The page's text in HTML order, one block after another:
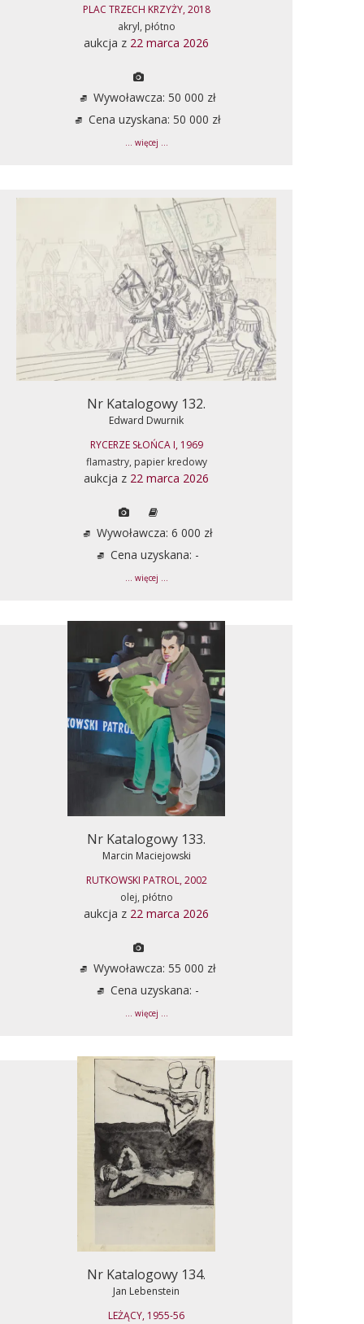
PLAC TRZECH KRZYŻY, 2018
akryl, płótno
aukcja z 22 marca 2026
Wywoławcza: 50 000 zł
Cena uzyskana: 50 000 zł
... więcej ...
Nr Katalogowy 132.
Edward Dwurnik
RYCERZE SŁOŃCA I, 1969
flamastry, papier kredowy
aukcja z 22 marca 2026
Wywoławcza: 6 000 zł
Cena uzyskana: -
... więcej ...
Nr Katalogowy 133.
Marcin Maciejowski
RUTKOWSKI PATROL, 2002
olej, płótno
aukcja z 22 marca 2026
Wywoławcza: 55 000 zł
Cena uzyskana: -
... więcej ...
Nr Katalogowy 134.
Jan Lebenstein
LEŻĄCY, 1955-56